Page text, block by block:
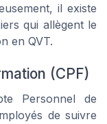
il existe
qui allègent le
en QVT.
(CPF)
Personnel de
de suivre